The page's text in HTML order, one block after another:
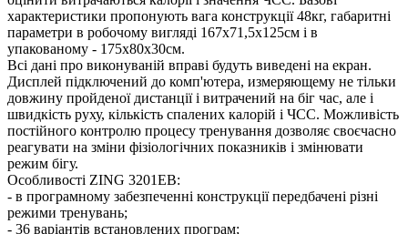
характеристики пропонують вага конструкції 48кг, габаритні
параметри в робочому вигляді 167х71,5х125см і в
упакованому - 175х80х30см.
Всі дані про виконуваній вправі будуть виведені на екран.
Дисплей підключений до комп'ютера, измеряющему не тільки
довжину пройденої дистанції і витрачений на біг час, але і
швидкість руху, кількість спалених калорій і ЧСС. Можливість
постійного контролю процесу тренування дозволяє своєчасно
реагувати на зміни фізіологічних показників і змінювати
режим бігу.
Особливості ZING 3201EB:
- в програмному забезпеченні конструкції передбачені різні
режими тренувань;
- 36 варіантів встановлених програм;